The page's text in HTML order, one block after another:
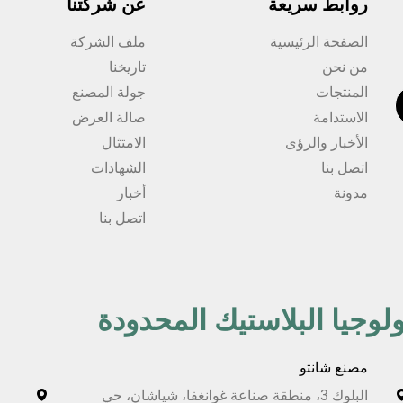
روابط سريعة
الصفحة الرئيسية
من نحن
المنتجات
الاستدامة
الأخبار والرؤى
اتصل بنا
مدونة
عن شركتنا
ملف الشركة
تاريخنا
جولة المصنع
صالة العرض
الامتثال
الشهادات
أخبار
اتصل بنا
البلاستيك المحدودة
مصنع شانتو
البلوك 3، منطقة صناعة غوانغفا، شياشان، حي